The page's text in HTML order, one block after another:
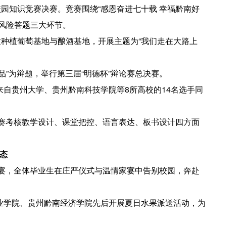
知识竞赛决赛。竞赛围绕“感恩奋进七十载 幸福黔南好
答题三大环节。
植葡萄基地与酿酒基地，开展主题为“我们走在大路上
辩题，举行第三届“明德杯”辩论赛总决赛。
贵州大学、贵州黔南科技学院等8所高校的14名选手同
核教学设计、课堂把控、语言表达、板书设计四方面
全体毕业生在庄严仪式与温情家宴中告别校园，奔赴
院、贵州黔南经济学院先后开展夏日水果派送活动，为